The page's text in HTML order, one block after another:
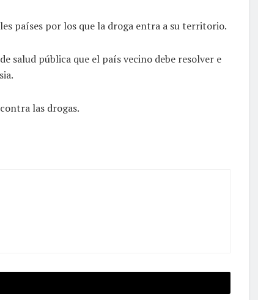
países por los que la droga entra a su territorio.
salud pública que el país vecino debe resolver e
las drogas.